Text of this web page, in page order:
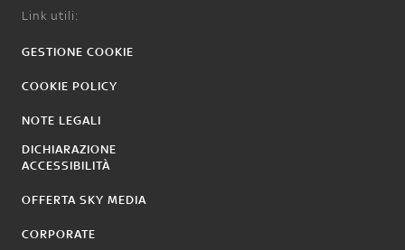
Link utili:
GESTIONE COOKIE
COOKIE POLICY
NOTE LEGALI
DICHIARAZIONE
ACCESSIBILITÀ
OFFERTA SKY MEDIA
CORPORATE